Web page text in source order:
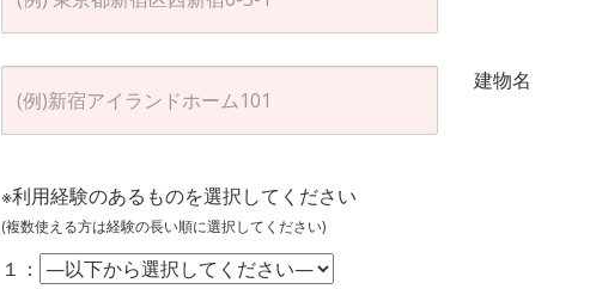
建物名
※利用経験のあるものを選択してください
(複数使える方は経験の長い順に選択してください)
１：